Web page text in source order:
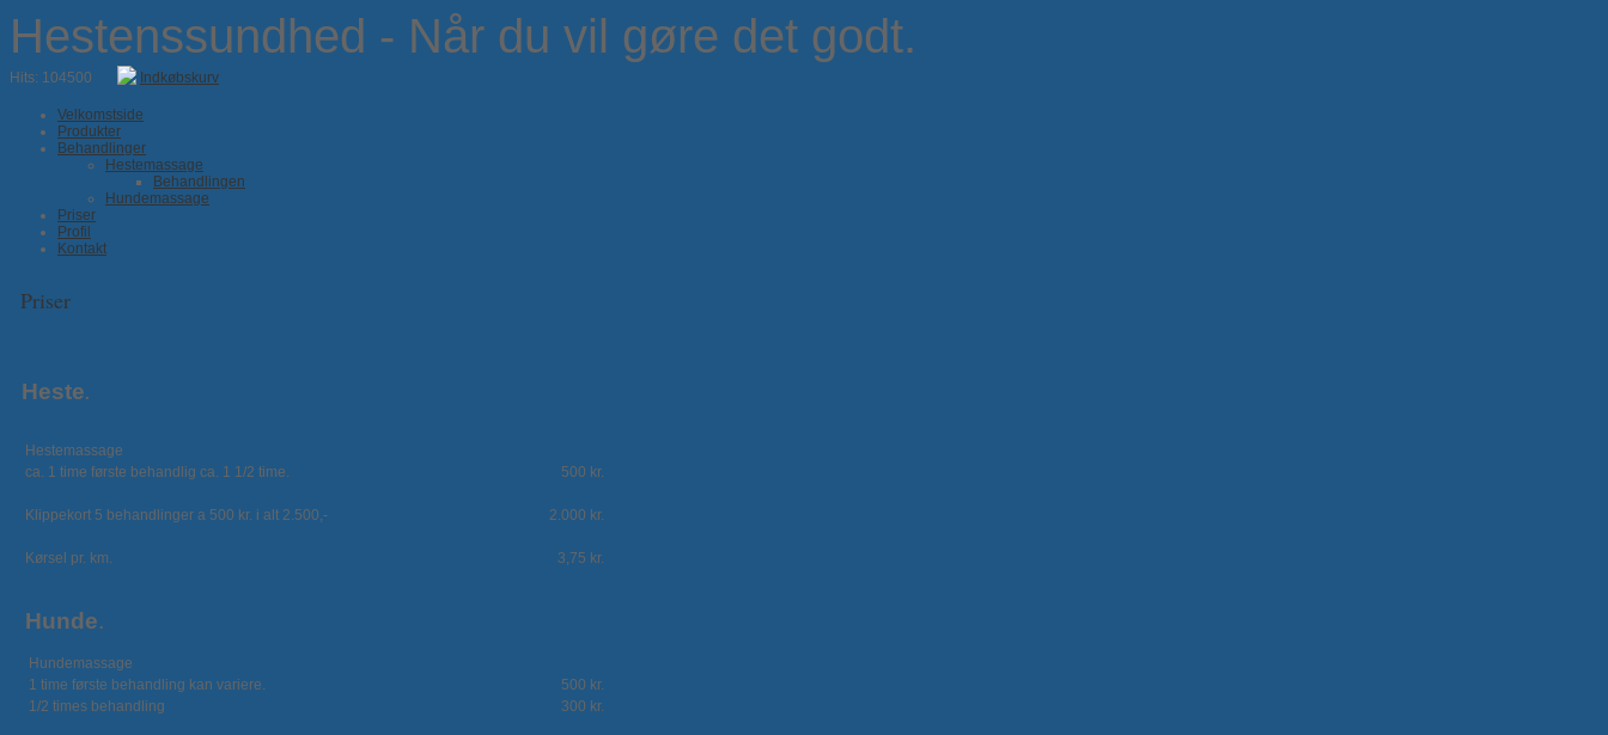
Hestenssundhed - Når du vil gøre det godt.
Hits: 104500 Indkøbskurv
Velkomstside
Produkter
Behandlinger
Hestemassage
Behandlingen
Hundemassage
Priser
Profil
Kontakt
Priser
Heste.
Hestemassage
ca. 1 time første behandlig ca. 1 1/2 time.
500 kr.
Klippekort 5 behandlinger a 500 kr. i alt 2.500,- 2.000 kr.
Kørsel pr. km. 3,75 kr.
Hunde.
Hundemassage
1 time første behandling kan variere.
500 kr.
1/2 times behandling
300 kr.